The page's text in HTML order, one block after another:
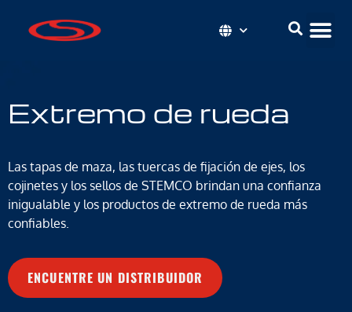
Extremo de rueda
Las tapas de maza, las tuercas de fijación de ejes, los
cojinetes y los sellos de STEMCO brindan una confianza
inigualable y los productos de extremo de rueda más
confiables.
ENCUENTRE UN DISTRIBUIDOR